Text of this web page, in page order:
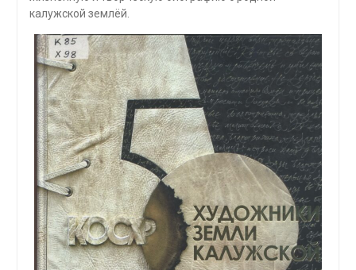
калужской землёй.